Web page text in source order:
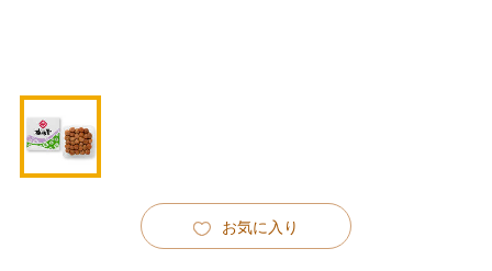
お気に入り